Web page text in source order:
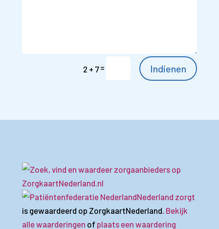
2 + 7= Indienen
Nederland zorgt
is gewaardeerd op ZorgkaartNederland. Bekijk
alle waarderingen of plaats een waardering